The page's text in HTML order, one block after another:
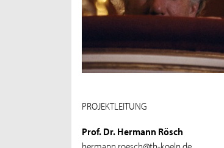
PROJEKTLEITUNG
Prof. Dr. Hermann Rösch
hermann.roesch@th-koeln.de